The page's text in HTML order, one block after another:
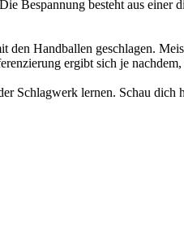
Bespannung besteht aus
Handballen geschlagen.
ergibt sich je
Schlagwerk lernen. Schau dich